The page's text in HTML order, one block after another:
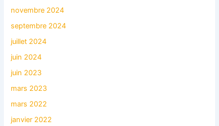
novembre 2024
septembre 2024
juillet 2024
juin 2024
juin 2023
mars 2023
mars 2022
janvier 2022